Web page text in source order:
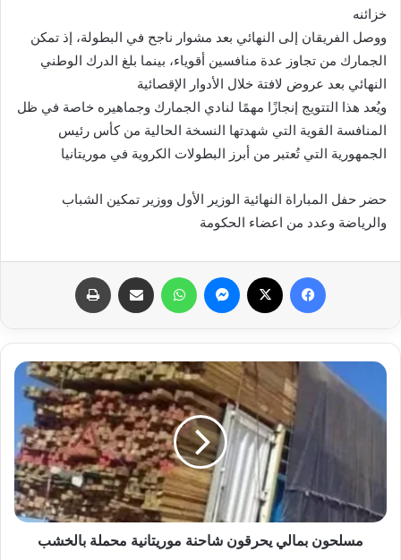
خزائنه
ووصل الفريقان إلى النهائي بعد مشوار ناجح في البطولة، إذ تمكن
الجمارك من تجاوز عدة منافسين أقوياء، بينما بلغ الدرك الوطني
النهائي بعد عروض لافتة خلال الأدوار الإقصائية
ويُعد هذا التتويج إنجازًا مهمًا لنادي الجمارك وجماهيره خاصة في ظل
المنافسة القوية التي شهدتها النسخة الحالية من كأس رئيس
الجمهورية التي تُعتبر من أبرز البطولات الكروية في موريتانيا
حضر حفل المباراة النهائية الوزير الأول ووزير تمكين الشباب
والرياضة وعدد من اعضاء الحكومة
فيسبوك ماسنجر واتساب مشاركة عبر البريد
مسلحون بمالي يحرقون شاحنة موريتانية محملة بالخشب